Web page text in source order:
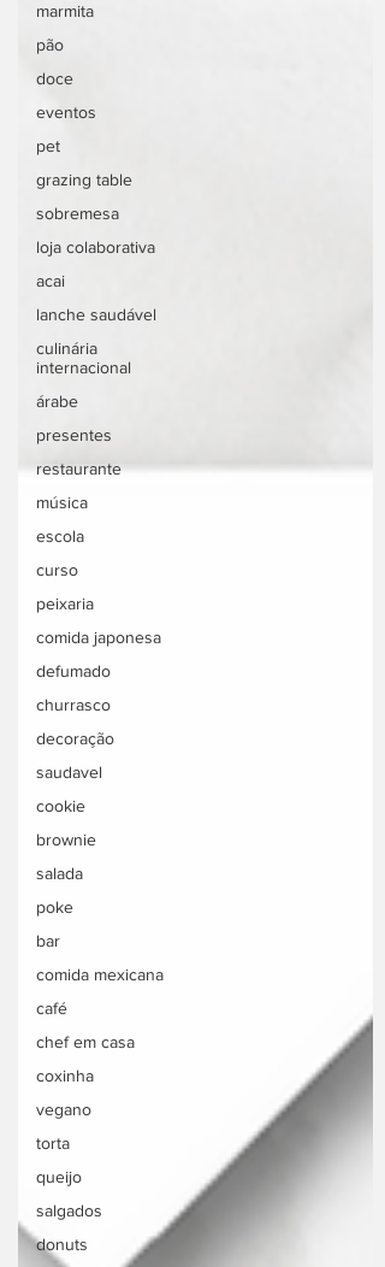
marmita
pão
doce
eventos
pet
grazing table
sobremesa
loja colaborativa
acai
lanche saudável
culinária
internacional
árabe
presentes
restaurante
música
escola
curso
peixaria
comida japonesa
defumado
churrasco
decoração
saudavel
cookie
brownie
salada
poke
bar
comida mexicana
café
chef em casa
coxinha
vegano
torta
queijo
salgados
donuts